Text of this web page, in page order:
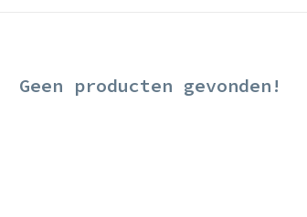
Geen producten gevonden!